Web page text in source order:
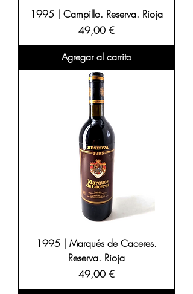
1995 | Campillo. Reserva. Rioja
Precio
49,00 €
Agregar al carrito
1995 | Marqués de Caceres.
Reserva. Rioja
Precio
49,00 €